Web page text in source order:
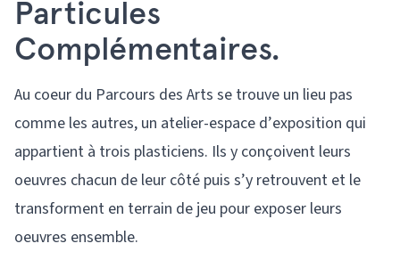
Particules
Complémentaires.
Au coeur du Parcours des Arts se trouve un lieu pas
comme les autres, un atelier-espace d’exposition qui
appartient à trois plasticiens. Ils y conçoivent leurs
oeuvres chacun de leur côté puis s’y retrouvent et le
transforment en terrain de jeu pour exposer leurs
oeuvres ensemble.